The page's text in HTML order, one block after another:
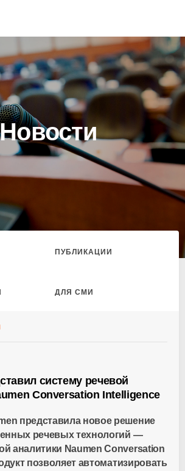
Новости
ПУБЛИКАЦИИ
ДЛЯ СМИ
систему речевой
Conversation Intelligence
представила новое решение
речевых технологий —
аналитики Naumen Conversation
позволяет автоматизировать